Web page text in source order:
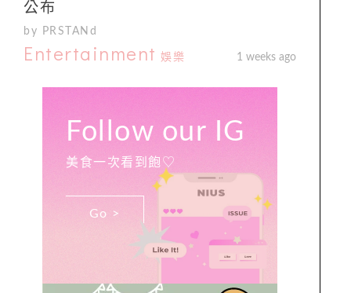
公布
by PRSTANd
Entertainment 娛樂 1 weeks ago
Follow our IG
美食一次看到飽♡
Go >